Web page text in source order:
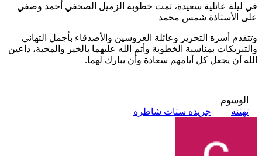
في ليلة عائلية سعيدة، تمت خطوبة الزميل الصحفي أحمد وصفي
على الأستاذة شمس محمد
وتتقدم أسرة التحرير وعائلة العروسين والأصدقاء بأجمل التهاني
والتبريكات بمناسبة الخطوبة وأتم الله عليهما بالخير والمحبة، داعين
الله أن يجعل كل أيامهم سعادة وأن يبارك لهما.
الوسوم
تهنئه
جريده ستات شاطرة